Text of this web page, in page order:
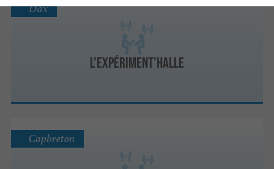
L'Expériment'­Halle
Dax
Capbreton